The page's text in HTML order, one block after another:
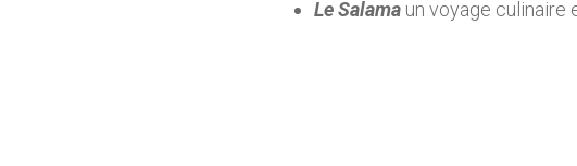
Le Salama un voyage culinaire